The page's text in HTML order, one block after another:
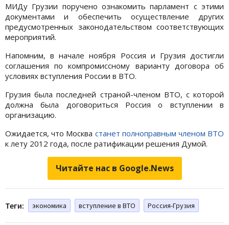
МИДу Грузии поручено ознакомить парламент с этими
документами и обеспечить осуществление других
предусмотренных законодательством соответствующих
мероприятий.
Напомним, в начале ноября Россия и Грузия достигли
соглашения по компромиссному варианту договора об
условиях вступления России в ВТО.
Грузия была последней страной-членом ВТО, с которой
должна была договориться Россия о вступлении в
организацию.
Ожидается, что Москва станет полноправным членом ВТО
к лету 2012 года, после ратификации решения Думой.
Читайте нас в Google.News
Теги: экономика вступление в ВТО Россия-Грузия